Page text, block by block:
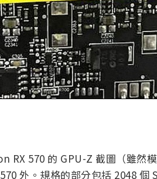
RX 570 的 GPU-Z 截圖（雖然
外。規格的部分包括 2048 個